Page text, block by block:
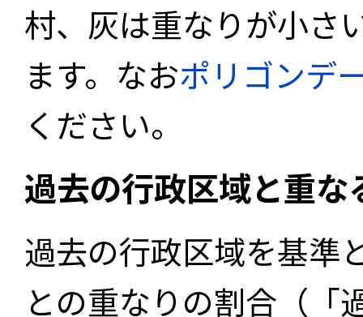
村、灰は重なりが小さ
ます。なおポリゴンデ
ください。
過去の行政区域と重
過去の行政区域を基準
との重なりの割合（「